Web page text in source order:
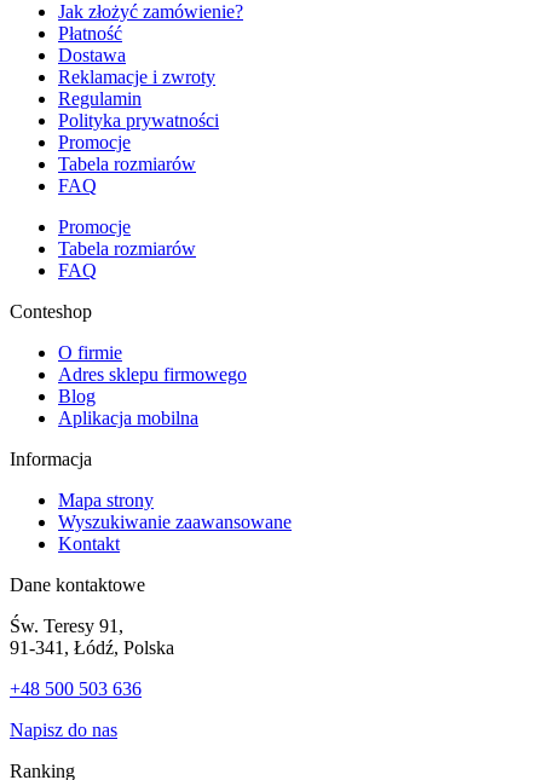
Jak złożyć zamówienie?
Płatność
Dostawa
Reklamacje i zwroty
Regulamin
Polityka prywatności
Promocje
Tabela rozmiarów
FAQ
Promocje
Tabela rozmiarów
FAQ
Conteshop
O firmie
Adres sklepu firmowego
Blog
Aplikacja mobilna
Informacja
Mapa strony
Wyszukiwanie zaawansowane
Kontakt
Dane kontaktowe
Św. Teresy 91,
91-341, Łódź, Polska
+48 500 503 636
Napisz do nas
Ranking